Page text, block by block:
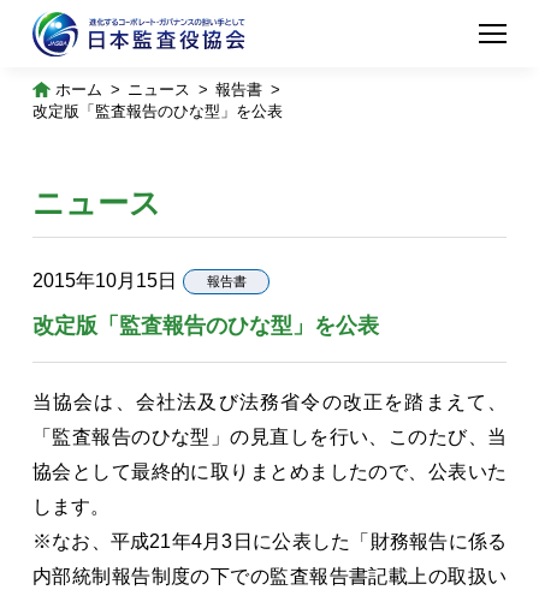
ホーム ニュース
報告書
改定版「監査報告のひな型」を公表
ニュース
2015年10月15日 報告書
改定版「監査報告のひな型」を公表
当協会は、会社法及び法務省令の改正を踏まえて、
「監査報告のひな型」の見直しを行い、このたび、当
協会として最終的に取りまとめましたので、公表いた
します。
※なお、平成21年4月3日に公表した「財務報告に係る
内部統制報告制度の下での監査報告書記載上の取扱い